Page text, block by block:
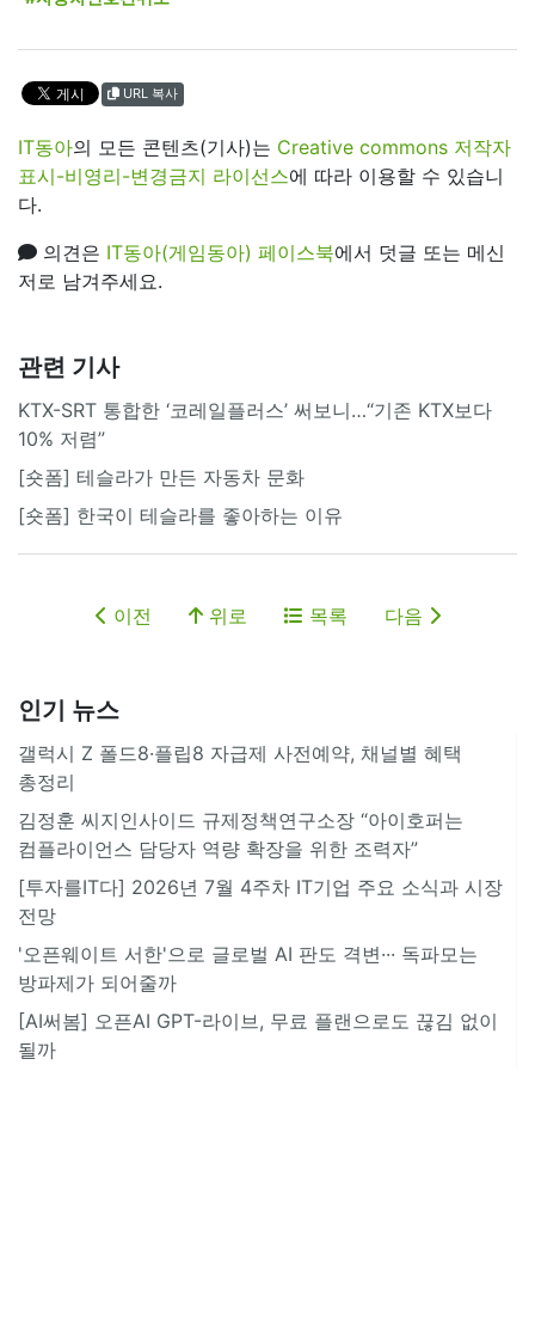
URL 복사
IT동아의 모든 콘텐츠(기사)는 Creative commons 저작자
표시-비영리-변경금지 라이선스에 따라 이용할 수 있습니
다.
의견은 IT동아(게임동아) 페이스북에서 덧글 또는 메신
저로 남겨주세요.
관련 기사
KTX-SRT 통합한 ‘코레일플러스’ 써보니…“기존 KTX보다
10% 저렴”
[숏폼] 테슬라가 만든 자동차 문화
[숏폼] 한국이 테슬라를 좋아하는 이유
이전 위로 목록 다음
인기 뉴스
갤럭시 Z 폴드8·플립8 자급제 사전예약, 채널별 혜택
총정리
김정훈 씨지인사이드 규제정책연구소장 “아이호퍼는
컴플라이언스 담당자 역량 확장을 위한 조력자”
[투자를IT다] 2026년 7월 4주차 IT기업 주요 소식과 시장
전망
'오픈웨이트 서한'으로 글로벌 AI 판도 격변··· 독파모는
방파제가 되어줄까
[AI써봄] 오픈AI GPT-라이브, 무료 플랜으로도 끊김 없이
될까